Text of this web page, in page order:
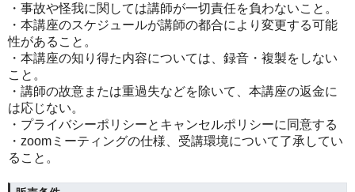
・事故や怪我に関しては講師が一切責任を負わないこと。
・本講座のスケジュールが講師の都合により変更する可能
性があること。
・本講座の知り得た内容については、録音・複製をしない
こと。
・講師の故意または重過失などを除いて、本講座の返金に
は応じない。
・プライバシーポリシーとキャンセルポリシーに同意する
・ zoomミーティングの仕様、受講環境について了承してい
ること。